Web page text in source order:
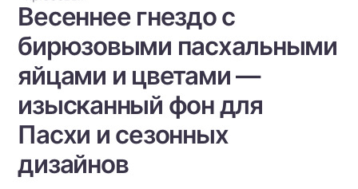
Весеннее гнездо с
бирюзовыми пасхальными
яйцами и цветами —
изысканный фон для
Пасхи и сезонных
дизайнов